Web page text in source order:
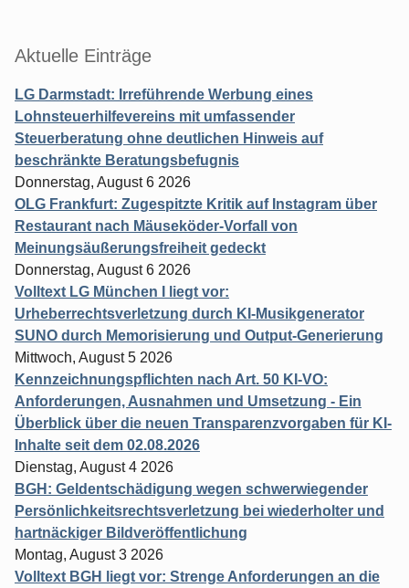
Aktuelle Einträge
LG Darmstadt: Irreführende Werbung eines
Lohnsteuerhilfevereins mit umfassender
Steuerberatung ohne deutlichen Hinweis auf
beschränkte Beratungsbefugnis
Donnerstag, August 6 2026
OLG Frankfurt: Zugespitzte Kritik auf Instagram über
Restaurant nach Mäuseköder-Vorfall von
Meinungsäußerungsfreiheit gedeckt
Donnerstag, August 6 2026
Volltext LG München I liegt vor:
Urheberrechtsverletzung durch KI-Musikgenerator
SUNO durch Memorisierung und Output-Generierung
Mittwoch, August 5 2026
Kennzeichnungspflichten nach Art. 50 KI-VO:
Anforderungen, Ausnahmen und Umsetzung - Ein
Überblick über die neuen Transparenzvorgaben für KI-
Inhalte seit dem 02.08.2026
Dienstag, August 4 2026
BGH: Geldentschädigung wegen schwerwiegender
Persönlichkeitsrechtsverletzung bei wiederholter und
hartnäckiger Bildveröffentlichung
Montag, August 3 2026
Volltext BGH liegt vor: Strenge Anforderungen an die